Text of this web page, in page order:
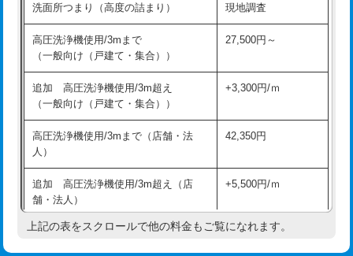
バスタブ設置 現場見積
追加人工 16,500円
廃棄・処分 現場見積
※給水管工事は20mmまでの価格です。
給水管工事※（ホール加工) 16,500円
給水管工事※（バンド止め)
給水管工事※（支持金具設置) 5,500円
給水管工事※（保温材使用（バンド止
め込み）)
5,500円
給水管工事※（土の掘削・埋め戻し作
業)
11,000円
給水管工事※（塩ビ管（VP・HI）使
用/3ｍまで)
洗面所つまり（高度の詰まり） 現地調査
高圧洗浄機使用/3mまで
（一般向け（戸建て・集合））
27,500円～
追加 高圧洗浄機使用/3m超え
（一般向け（戸建て・集合））
+3,300円/ｍ
高圧洗浄機使用/3mまで（店舗・法
人）
42,350円
追加 高圧洗浄機使用/3m超え（店
舗・法人）
+5,500円/ｍ
高度高圧洗浄換 現地調査
上記の表をスクロールで他の料金もご覧になれます。